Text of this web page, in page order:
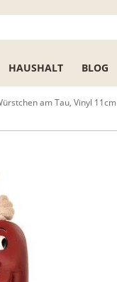
HAUSHALT BLOG
am Tau, Vinyl 11cm